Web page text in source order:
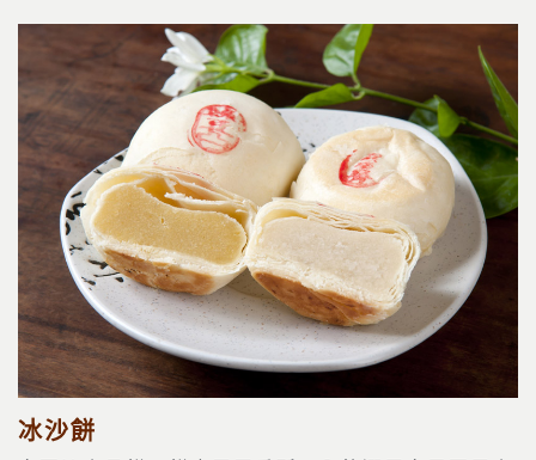
冰沙餅